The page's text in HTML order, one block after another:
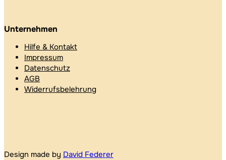
Unternehmen
Hilfe & Kontakt
Impressum
Datenschutz
AGB
Widerrufsbelehrung
Design made by David Federer